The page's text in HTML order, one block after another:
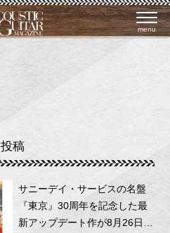
menu
投稿
サニーデイ・サービスの名盤
『東京』30周年を記念した最
新アップデート作が8月26日に